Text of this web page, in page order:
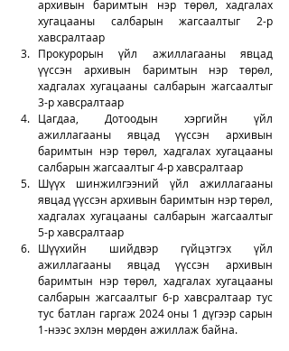
архивын баримтын нэр төрөл, хадгалах
хугацааны салбарын жагсаалтыг 2-р
хавсралтаар
Прокурорын үйл ажиллагааны явцад
үүссэн архивын баримтын нэр төрөл,
хадгалах хугацааны салбарын жагсаалтыг
3-р хавсралтаар
Цагдаа, Дотоодын хэргийн үйл
ажиллагааны явцад үүссэн архивын
баримтын нэр төрөл, хадгалах хугацааны
салбарын жагсаалтыг 4-р хавсралтаар
Шүүх шинжилгээний үйл ажиллагааны
явцад үүссэн архивын баримтын нэр төрөл,
хадгалах хугацааны салбарын жагсаалтыг
5-р хавсралтаар
Шүүхийн шийдвэр гүйцэтгэх үйл
ажиллагааны явцад үүссэн архивын
баримтын нэр төрөл, хадгалах хугацааны
салбарын жагсаалтыг 6-р хавсралтаар тус
тус батлан гаргаж 2024 оны 1 дүгээр сарын
1-нээс эхлэн мөрдөн ажиллаж байна.